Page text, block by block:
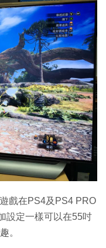
戲在PS4及PS4 PRO
設定一樣可以在55吋
。